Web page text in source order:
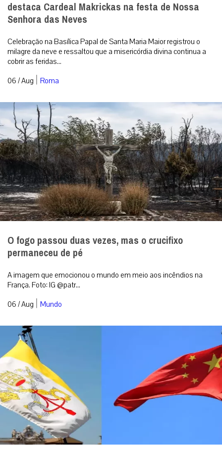
destaca Cardeal Makrickas na festa de Nossa
Senhora das Neves
Celebração na Basílica Papal de Santa Maria Maior registrou o
milagre da neve e ressaltou que a misericórdia divina continua a
cobrir as feridas...
06 / Aug | Roma
O fogo passou duas vezes, mas o crucifixo
permaneceu de pé
A imagem que emocionou o mundo em meio aos incêndios na
França. Foto: IG @patr...
06 / Aug | Mundo